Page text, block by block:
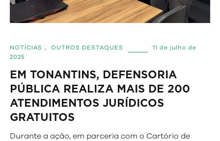
NOTÍCIAS , OUTROS DESTAQUES
11 de julho de
2025
EM TONANTINS, DEFENSORIA
PÚBLICA REALIZA MAIS DE 200
ATENDIMENTOS JURÍDICOS
GRATUITOS
Durante a ação, em parceria com o Cartório de